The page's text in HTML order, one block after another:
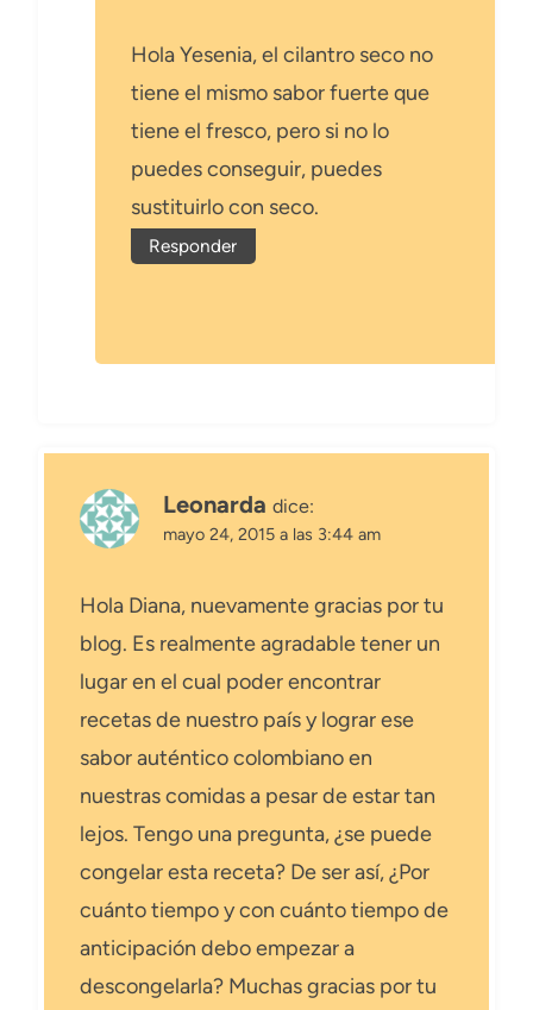
Hola Yesenia, el cilantro seco no
tiene el mismo sabor fuerte que
tiene el fresco, pero si no lo
puedes conseguir, puedes
sustituirlo con seco.
Responder
Leonarda dice:
mayo 24, 2015 a las 3:44 am
Hola Diana, nuevamente gracias por tu
blog. Es realmente agradable tener un
lugar en el cual poder encontrar
recetas de nuestro país y lograr ese
sabor auténtico colombiano en
nuestras comidas a pesar de estar tan
lejos. Tengo una pregunta, ¿se puede
congelar esta receta? De ser así, ¿Por
cuánto tiempo y con cuánto tiempo de
anticipación debo empezar a
descongelarla? Muchas gracias por tu